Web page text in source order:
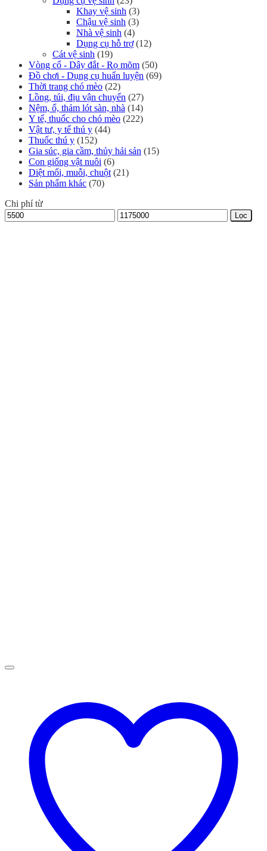
Khay vệ sinh (3)
Chậu vệ sinh (3)
Nhà vệ sinh (4)
Dụng cụ hỗ trợ (12)
Cát vệ sinh (19)
Vòng cổ - Dây đắt - Rọ mõm (50)
Đồ chơi - Dụng cụ huấn luyện (69)
Thời trang chó mèo (22)
Lồng, túi, địu vận chuyển (27)
Nệm, ổ, thảm lót sàn, nhà (14)
Y tế, thuốc cho chó mèo (222)
Vật tư, y tế thú y (44)
Thuốc thú y (152)
Gia súc, gia cầm, thủy hải sản (15)
Con giống vật nuôi (6)
Diệt mối, muỗi, chuột (21)
Sản phẩm khác (70)
Chi phí từ
Giá
tối
Giá
tối
Lọc